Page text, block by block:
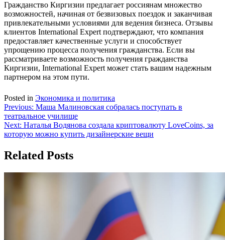
Гражданство Киргизии предлагает россиянам множество
возможностей, начиная от безвизовых поездок и заканчивая
привлекательными условиями для ведения бизнеса. Отзывы
клиентов International Expert подтверждают, что компания
предоставляет качественные услуги и способствует
упрощению процесса получения гражданства. Если вы
рассматриваете возможность получения гражданства
Киргизии, International Expert может стать вашим надежным
партнером на этом пути.
Posted in Экономика и политика
Навигация
по
записям
Previous: Маша Малиновская собралась поступать в
театральное училище
Next: Наталья Водянова создала криптовалюту LoveCoins, за
которую можно купить дизайнерские вещи
Related Posts